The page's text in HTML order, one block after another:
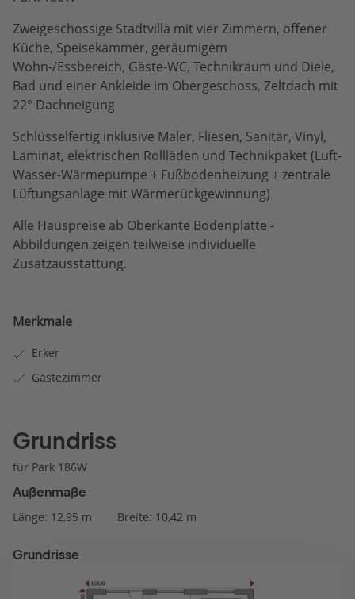
Zweigeschossige Stadtvilla mit vier Zimmern, offener
Küche, Speisekammer, geräumigem
Wohn-/Essbereich, Gäste-WC, Technikraum und Diele,
Bad und einer Ankleide im Obergeschoss, Zeltdach mit
22° Dachneigung
Schlüsselfertig inklusive Maler, Fliesen, Sanitär, Vinyl,
Laminat, elektrischen Rollläden und Technikpaket (Luft-
Wasser-Wärmepumpe + Fußbodenheizung + zentrale
Lüftungsanlage mit Wärmerückgewinnung)
Alle Hauspreise ab Oberkante Bodenplatte -
Abbildungen zeigen teilweise individuelle
Zusatzausstattung.
Merkmale
Erker
Gästezimmer
Grundriss
für Park 186W
Außenmaße
Länge: 12,95 m Breite: 10,42 m
Grundrisse